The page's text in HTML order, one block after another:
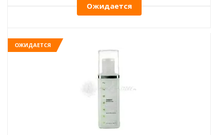
Ожидается
ОЖИДАЕТСЯ